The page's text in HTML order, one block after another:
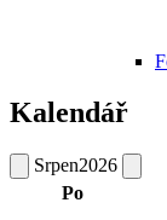
Kalendář
Srpen2026
Po